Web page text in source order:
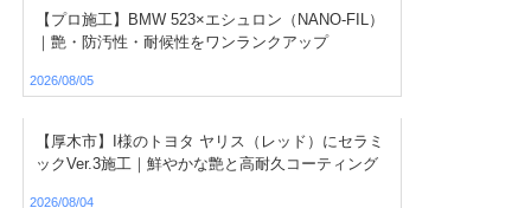
【プロ施工】BMW 523×エシュロン（NANO-FIL）
｜艶・防汚性・耐候性をワンランクアップ
2026/08/05
【厚木市】I様のトヨタ ヤリス（レッド）にセラミ
ックVer.3施工｜鮮やかな艶と高耐久コーティング
2026/08/04